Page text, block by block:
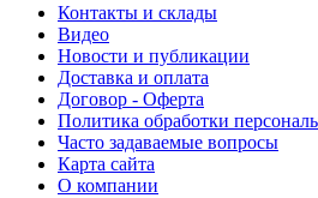
Контакты и склады
Видео
Новости и публикации
Доставка и оплата
Договор - Оферта
Политика обработки
Часто задаваемые вопросы
Карта сайта
О компании